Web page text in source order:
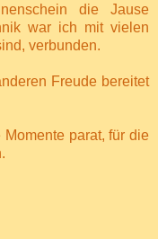
die Jause
war ich mit vielen
verbunden.
Freude bereitet
parat, für die